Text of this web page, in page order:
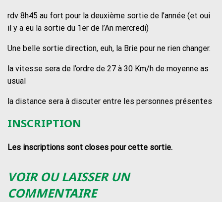
rdv 8h45 au fort pour la deuxième sortie de l’année (et oui
il y a eu la sortie du 1er de l’An mercredi)
Une belle sortie direction, euh, la Brie pour ne rien changer.
la vitesse sera de l’ordre de 27 à 30 Km/h de moyenne as
usual
la distance sera à discuter entre les personnes présentes
INSCRIPTION
Les inscriptions sont closes pour cette sortie.
VOIR OU LAISSER UN
COMMENTAIRE